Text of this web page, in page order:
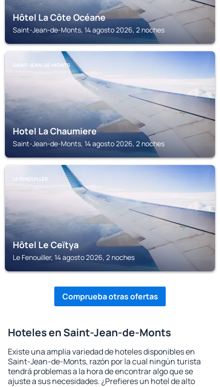
Hôtel La Côte Océane
Saint-Jean-de-Monts, 14 agosto 2026, 2 noches
SAINT-JEAN-DE-MONTS
Hotel La Chaumiere
Saint-Jean-de-Monts, 14 agosto 2026, 2 noches
LE FENOUILLER
Hôtel Le Ceïtya
Le Fenouiller, 14 agosto 2026, 2 noches
Comprueba otras ofertas
Hoteles en Saint-Jean-de-Monts
Existe una amplia variedad de hoteles disponibles en
Saint-Jean-de-Monts, razón por la cual ningún turista
tendrá problemas a la hora de encontrar algo que se
ajuste a sus necesidades. ¿Prefieres un hotel de alto